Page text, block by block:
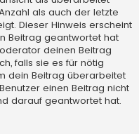
als auch der letzte
Dieser Hinweis erscheint
Beitrag geantwortet hat
deinen Beitrag
falls sie es für nötig
dein Beitrag überarbeitet
einen Beitrag nicht
darauf geantwortet hat.